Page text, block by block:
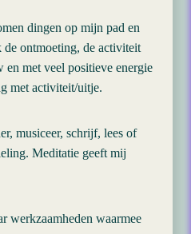
dingen op mijn pad en
ontmoeting, de activiteit
met veel positieve energie
met activiteit/uitje.
musiceer, schrijf, lees of
Meditatie geeft mij
werkzaamheden waarmee